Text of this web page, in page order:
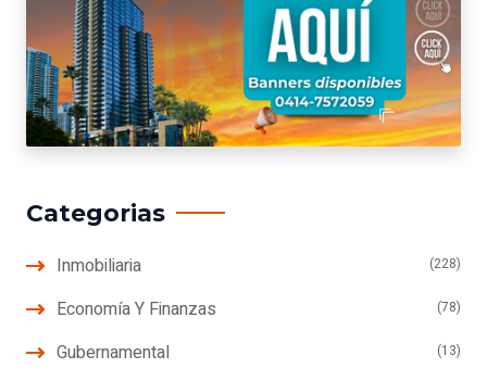
Categorias
Inmobiliaria (228)
Economía Y Finanzas (78)
Gubernamental (13)